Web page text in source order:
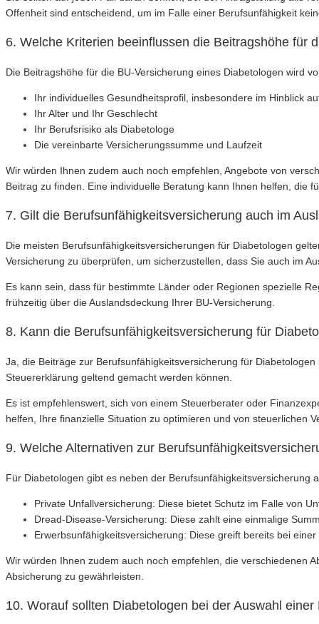
Offenheit sind entscheidend, um im Falle einer Berufsunfähigkeit
6. Welche Kriterien beeinflussen die Beitragshöhe für
Die Beitragshöhe für die BU-Versicherung eines Diabetologen wird
Ihr individuelles Gesundheitsprofil, insbesondere im Hinblick
Ihr Alter und Ihr Geschlecht
Ihr Berufsrisiko als Diabetologe
Die vereinbarte Versicherungssumme und Laufzeit
Wir würden Ihnen zudem auch noch empfehlen, Angebote von
Beitrag zu finden. Eine individuelle Beratung kann Ihnen helfen, die
7. Gilt die Berufsunfähigkeitsversicherung auch im
Die meisten Berufsunfähigkeitsversicherungen für Diabetologen
Versicherung zu überprüfen, um sicherzustellen, dass Sie auch im
Es kann sein, dass für bestimmte Länder oder Regionen spezielle
frühzeitig über die Auslandsdeckung Ihrer BU-Versicherung.
8. Kann die Berufsunfähigkeitsversicherung für
Ja, die Beiträge zur Berufsunfähigkeitsversicherung für
Steuererklärung geltend gemacht werden können.
Es ist empfehlenswert, sich von einem Steuerberater oder
helfen, Ihre finanzielle Situation zu optimieren und von steuerlichen
9. Welche Alternativen zur
Für Diabetologen gibt es neben der Berufsunfähigkeitsversicherung
Private Unfallversicherung: Diese bietet Schutz im Falle von
Dread-Disease-Versicherung: Diese zahlt eine einmalige
Erwerbsunfähigkeitsversicherung: Diese greift bereits bei
Wir würden Ihnen zudem auch noch empfehlen, die verschiedenen
Absicherung zu gewährleisten.
10. Worauf sollten Diabetologen bei der Auswahl